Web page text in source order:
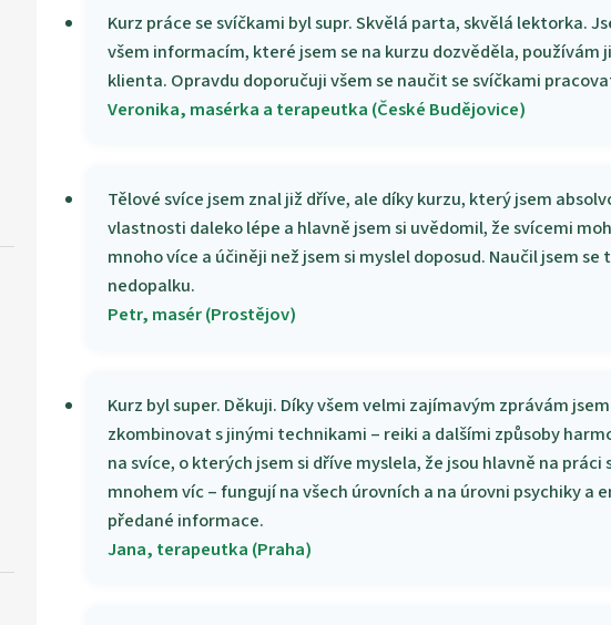
Kurz práce se svíčkami byl supr. Skvělá parta, skvělá lektorka.
všem informacím, které jsem se na kurzu dozvěděla, používám
klienta. Opravdu doporučuji všem se naučit se svíčkami
Veronika, masérka a terapeutka (České Budějovice)
Tělové svíce jsem znal již dříve, ale díky kurzu, který jsem
vlastnosti daleko lépe a hlavně jsem si uvědomil, že svícemi
mnoho více a účiněji než jsem si myslel doposud. Naučil jsem
nedopalku.
Petr, masér (Prostějov)
Kurz byl super. Děkuji. Díky všem velmi zajímavým zprávám
zkombinovat s jinými technikami – reiki a dalšími způsoby
na svíce, o kterých jsem si dříve myslela, že jsou hlavně na
mnohem víc – fungují na všech úrovních a na úrovni psychiky a
předané informace.
Jana, terapeutka (Praha)